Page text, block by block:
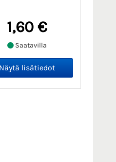
1,60 €
Saatavilla